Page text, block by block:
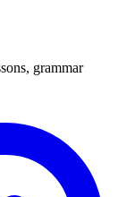
grammar